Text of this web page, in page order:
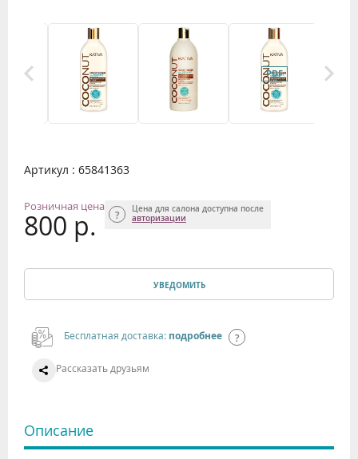
Артикул : 65841363
Розничная цена
800 р.
Цена для салона доступна после
авторизации
УВЕДОМИТЬ
Бесплатная доставка: подробнее
Рассказать друзьям
Описание